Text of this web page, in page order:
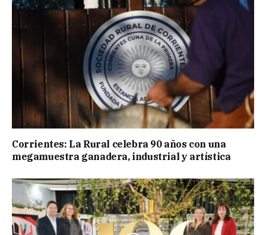
Corrientes: La Rural celebra 90 años con una
megamuestra ganadera, industrial y artística